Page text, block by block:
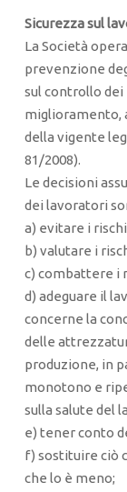
Sicurezza sul
La Società
prevenzione
sul controllo dei
miglioramento,
della vigente
81/2008).
Le decisioni
dei lavoratori
a) evitare i
b) valutare i
c) combattere i
d) adeguare il
concerne la
delle
produzione, in
monotono e
sulla salute del
e) tener conto
f) sostituire ciò
che lo è meno;